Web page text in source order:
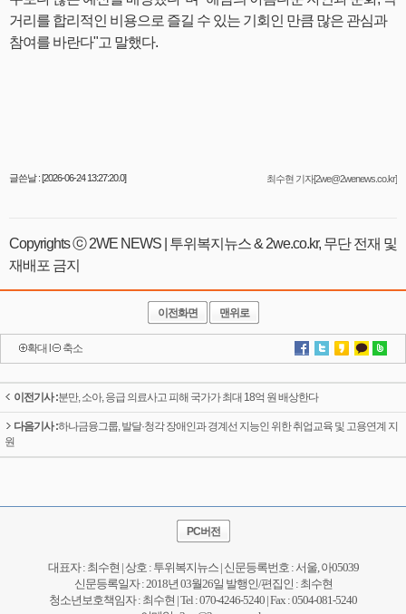
거리를 합리적인 비용으로 즐길 수 있는 기회인 만큼 많은 관심과
참여를 바란다"고 말했다.
글쓴날 : [2026-06-24 13:27:20.0] 최수현 기자[2we@2wenews.co.kr]
Copyrights ⓒ 2WE NEWS | 투위복지뉴스 & 2we.co.kr, 무단 전재 및
재배포 금지
이전화면 맨위로
확대 축소
이전기사 :분만, 소아, 응급 의료사고 피해 국가가 최대 18억 원 배상한다
다음기사 :하나금융그룹, 발달·청각 장애인과 경계선 지능인 위한 취업교육 및 고용연계 지
원
PC버전
대표자 : 최수현 | 상호 : 투위복지뉴스 | 신문등록번호 : 서울, 아05039
신문등록일자 : 2018년 03월26일 발행인/편집인 : 최수현
청소년보호책임자 : 최수현 | Tel : 070-4246-5240 | Fax : 0504-081-5240